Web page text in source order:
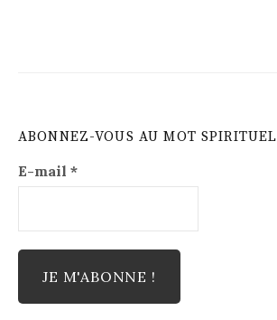
ABONNEZ-VOUS AU MOT SPIRITUEL
E-mail *